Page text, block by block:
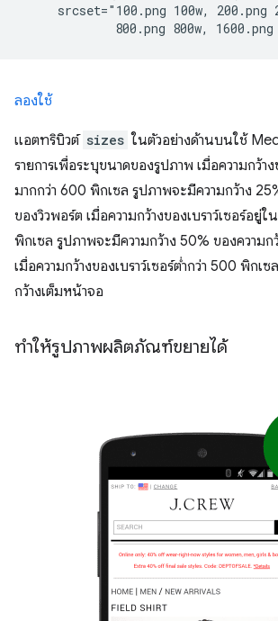
srcset="100.png 100w, 200.png
ลองใช้
แอตทริบิวต์ sizes ในตัวอย่างด้านบนใช้
รายการเพื่อระบุขนาดของรูปภาพ เมื่อความกว้าง
มากกว่า 600 พิกเซล รูปภาพจะมีความกว้าง
ของวิวพอร์ต เมื่อความกว้างของเบราว์เซอร์อยู่
พิกเซล รูปภาพจะมีความกว้าง 50% ของความก
เมื่อความกว้างของเบราว์เซอร์ต่ำกว่า 500 พิกเ
กว้างเต็มหน้าจอ
ทำให้รูปภาพผลิตภัณฑ์ขยายได้